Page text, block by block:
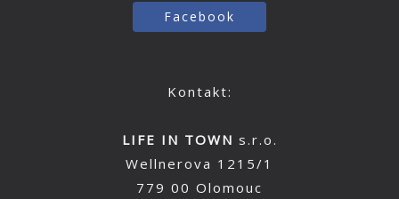
Facebook
Kontakt:
LIFE IN TOWN s.r.o.
Wellnerova 1215/1
779 00 Olomouc